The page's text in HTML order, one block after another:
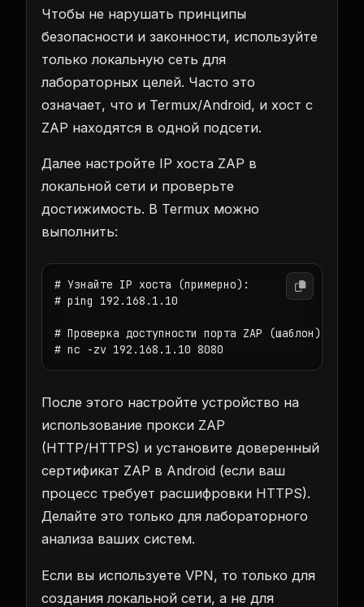
Чтобы не нарушать принципы
безопасности и законности, используйте
только локальную сеть для
лабораторных целей. Часто это
означает, что и Termux/Android, и хост с
ZAP находятся в одной подсети.
Далее настройте IP хоста ZAP в
локальной сети и проверьте
достижимость. В Termux можно
выполнить:
# Узнайте IP хоста (примерно):
# ping 192.168.1.10
# Проверка доступности порта ZAP (шаблон):
# nc -zv 192.168.1.10 8080
После этого настройте устройство на
использование прокси ZAP
(HTTP/HTTPS) и установите доверенный
сертификат ZAP в Android (если ваш
процесс требует расшифровки HTTPS).
Делайте это только для лабораторного
анализа ваших систем.
Если вы используете VPN, то только для
создания локальной сети, а не для